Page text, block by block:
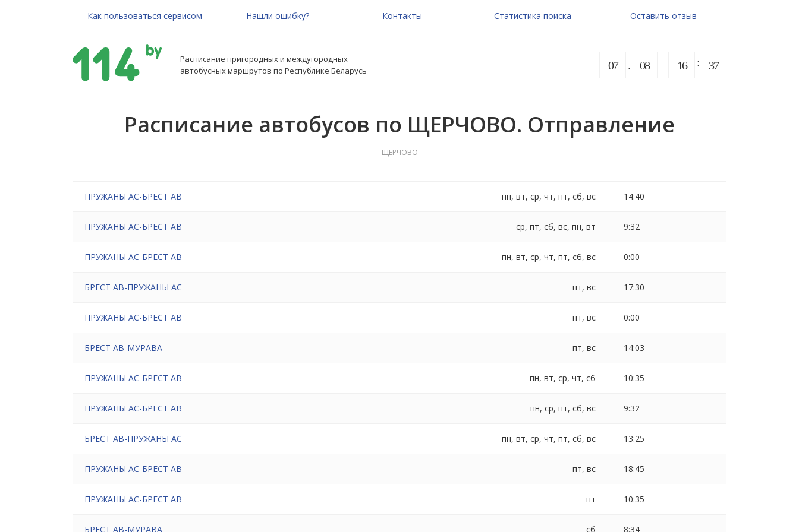
Как пользоваться сервисом Нашли ошибку? Контакты Статистика поиска Оставить отзыв
Расписание пригородных и междугородных
автобусных маршрутов по Республике Беларусь
07 08 16 37
Расписание автобусов по ЩЕРЧОВО. Отправление
ЩЕРЧОВО
ПРУЖАНЫ АС-БРЕСТ АВ пн, вт, ср, чт, пт, сб, вс 14:40
ПРУЖАНЫ АС-БРЕСТ АВ ср, пт, сб, вс, пн, вт 9:32
ПРУЖАНЫ АС-БРЕСТ АВ пн, вт, ср, чт, пт, сб, вс 0:00
БРЕСТ АВ-ПРУЖАНЫ АС пт, вс 17:30
ПРУЖАНЫ АС-БРЕСТ АВ пт, вс 0:00
БРЕСТ АВ-МУРАВА пт, вс 14:03
ПРУЖАНЫ АС-БРЕСТ АВ пн, вт, ср, чт, сб 10:35
ПРУЖАНЫ АС-БРЕСТ АВ пн, ср, пт, сб, вс 9:32
БРЕСТ АВ-ПРУЖАНЫ АС пн, вт, ср, чт, пт, сб, вс 13:25
ПРУЖАНЫ АС-БРЕСТ АВ пт, вс 18:45
ПРУЖАНЫ АС-БРЕСТ АВ пт 10:35
БРЕСТ АВ-МУРАВА сб 8:34